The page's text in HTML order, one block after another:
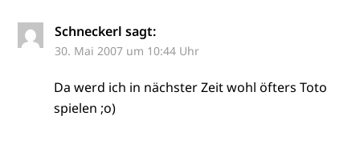
Schneckerl sagt:
30. Mai 2007 um 10:44 Uhr
Da werd ich in nächster Zeit wohl öfters Toto
spielen ;o)